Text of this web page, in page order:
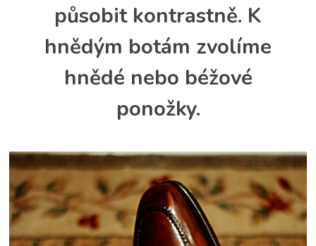
působit kontrastně. K
hnědým botám zvolíme
hnědé nebo béžové
ponožky.